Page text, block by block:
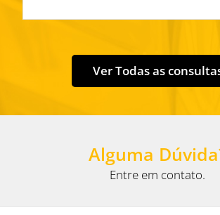
check_circle_outline UF
Ver Todas as
Alguma
Entre em contato.